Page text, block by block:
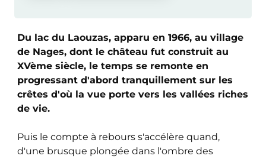
Du lac du Laouzas, apparu en 1966, au village
de Nages, dont le château fut construit au
XVème siècle, le temps se remonte en
progressant d'abord tranquillement sur les
crêtes d'où la vue porte vers les vallées riches
de vie.
Puis le compte à rebours s'accélère quand,
d'une brusque plongée dans l'ombre des